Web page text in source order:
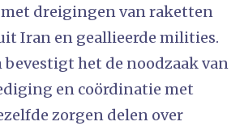
dreigingen van raketten
Iran en geallieerde milities.
bevestigt het de noodzaak van
en coördinatie met
zorgen delen over